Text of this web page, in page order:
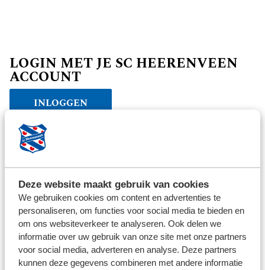
Deze website maakt gebruik van cookies
We gebruiken cookies om content en advertenties te
personaliseren, om functies voor social media te bieden en
om ons websiteverkeer te analyseren. Ook delen we
informatie over uw gebruik van onze site met onze partners
voor social media, adverteren en analyse. Deze partners
kunnen deze gegevens combineren met andere informatie
LOGIN MET JE SC HEERENVEEN
ACCOUNT
INLOGGEN
Verder winkelen